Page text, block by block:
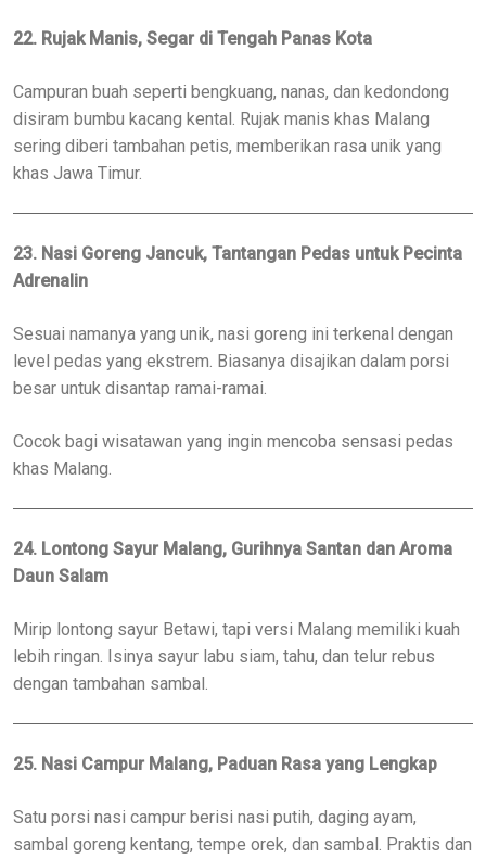
22. Rujak Manis, Segar di Tengah Panas Kota
Campuran buah seperti bengkuang, nanas, dan kedondong
disiram bumbu kacang kental. Rujak manis khas Malang
sering diberi tambahan petis, memberikan rasa unik yang
khas Jawa Timur.
23. Nasi Goreng Jancuk, Tantangan Pedas untuk Pecinta
Adrenalin
Sesuai namanya yang unik, nasi goreng ini terkenal dengan
level pedas yang ekstrem. Biasanya disajikan dalam porsi
besar untuk disantap ramai-ramai.
Cocok bagi wisatawan yang ingin mencoba sensasi pedas
khas Malang.
24. Lontong Sayur Malang, Gurihnya Santan dan Aroma
Daun Salam
Mirip lontong sayur Betawi, tapi versi Malang memiliki kuah
lebih ringan. Isinya sayur labu siam, tahu, dan telur rebus
dengan tambahan sambal.
25. Nasi Campur Malang, Paduan Rasa yang Lengkap
Satu porsi nasi campur berisi nasi putih, daging ayam,
sambal goreng kentang, tempe orek, dan sambal. Praktis dan